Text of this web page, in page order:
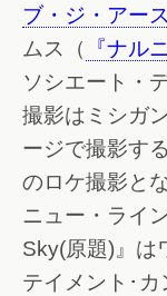
ブ・ジ・アース
ムス（
『ナル
ソシエート・
撮影はミシガ
ージで撮影す
のロケ撮影とな
ニュー・ライ
Sky(原題)』は
テイメント･